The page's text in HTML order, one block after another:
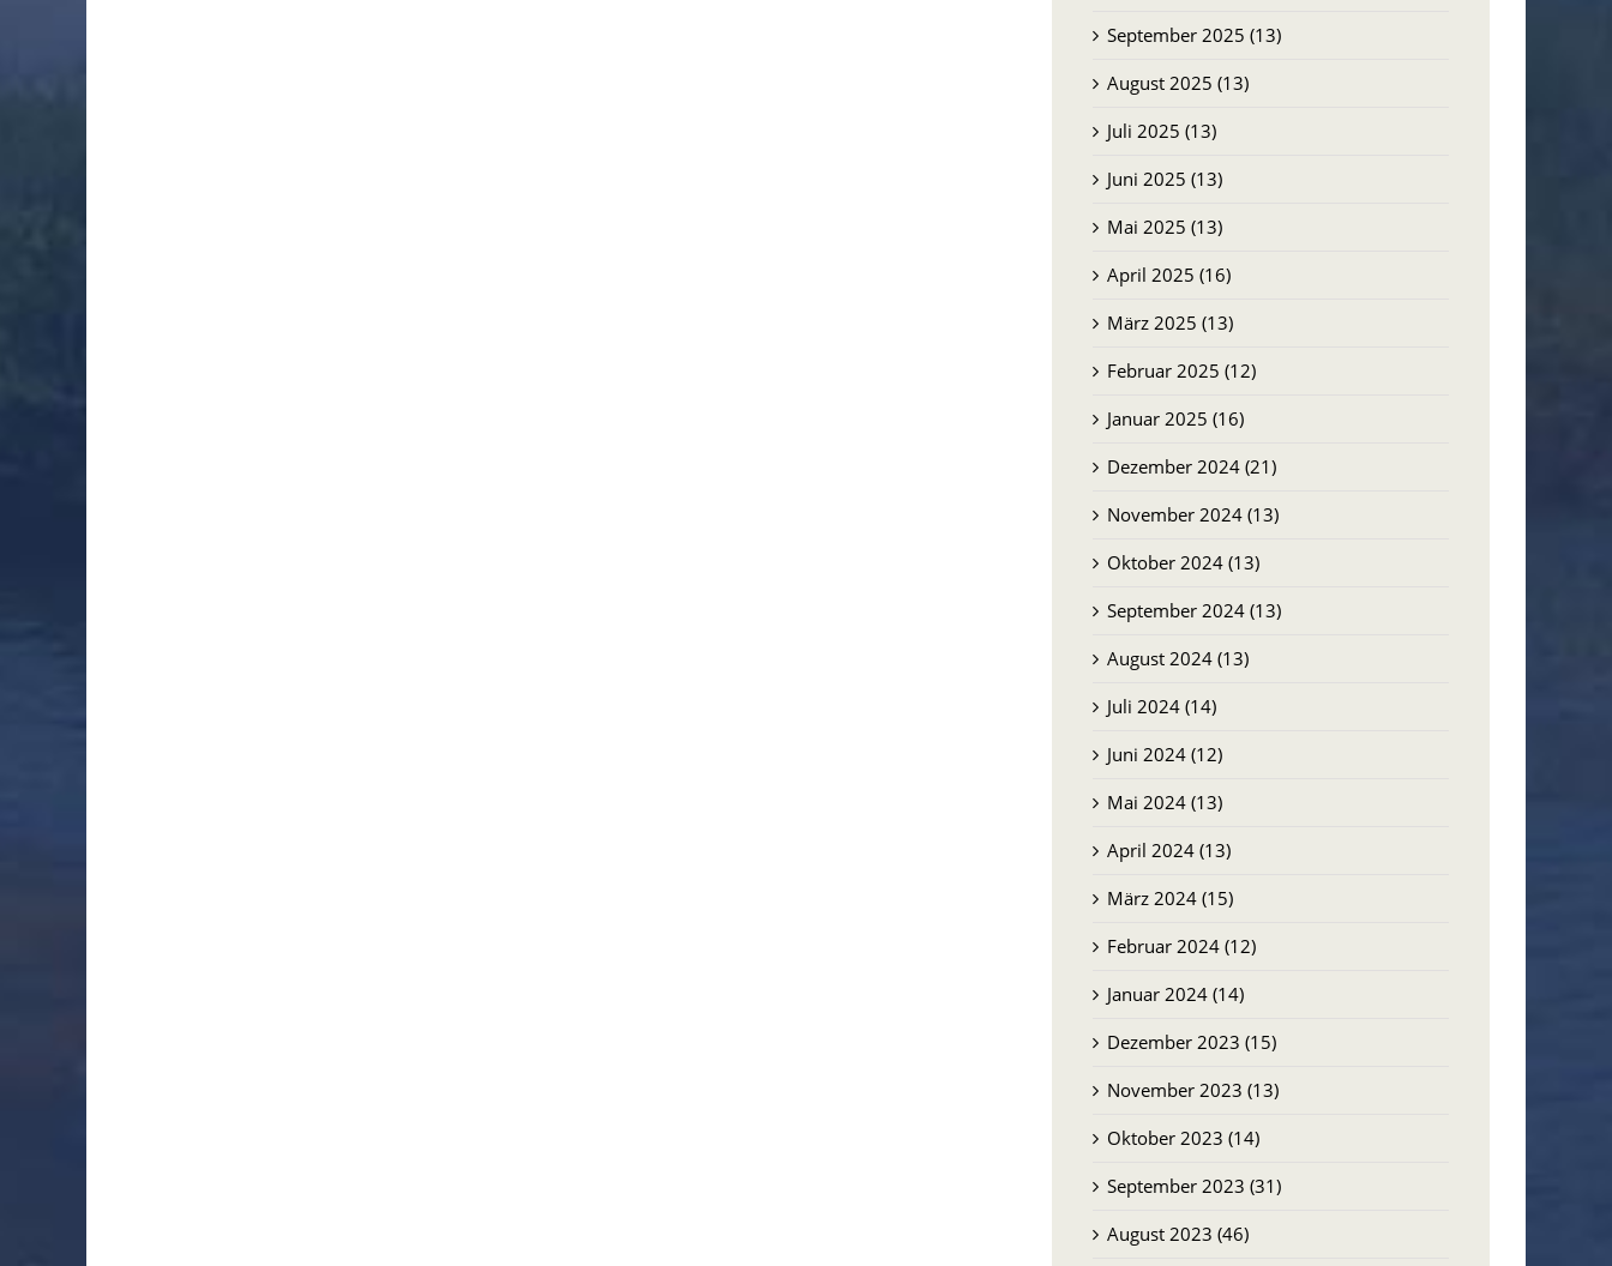
September 2025 (13)
August 2025 (13)
Juli 2025 (13)
Juni 2025 (13)
Mai 2025 (13)
April 2025 (16)
März 2025 (13)
Februar 2025 (12)
Januar 2025 (16)
Dezember 2024 (21)
November 2024 (13)
Oktober 2024 (13)
September 2024 (13)
August 2024 (13)
Juli 2024 (14)
Juni 2024 (12)
Mai 2024 (13)
April 2024 (13)
März 2024 (15)
Februar 2024 (12)
Januar 2024 (14)
Dezember 2023 (15)
November 2023 (13)
Oktober 2023 (14)
September 2023 (31)
August 2023 (46)